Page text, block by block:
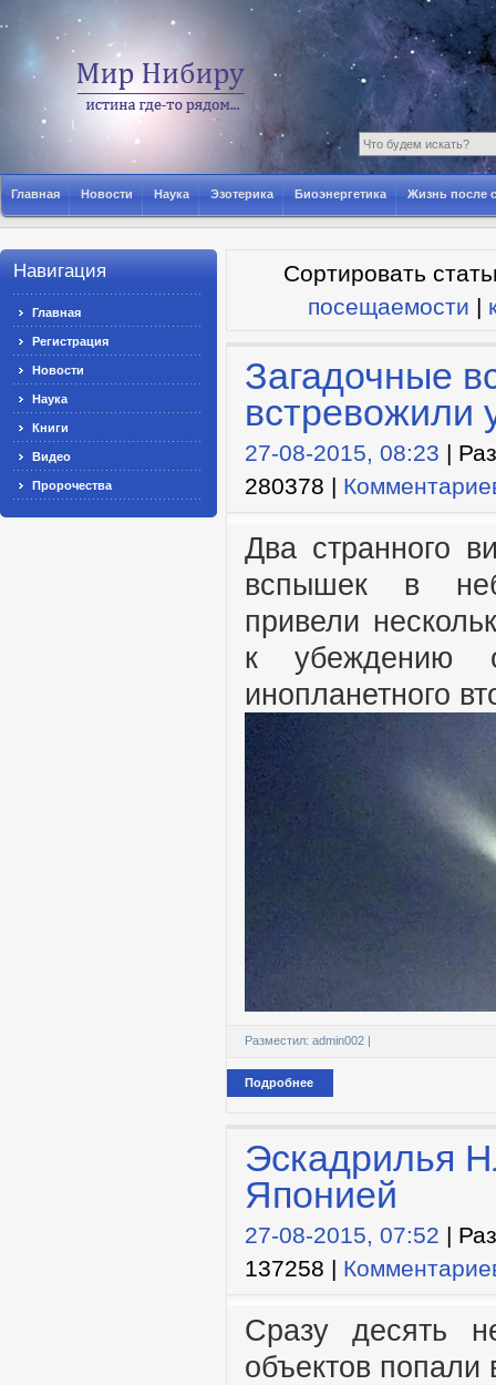
Главная Новости Наука Эзотерика Биоэнергетика Жизнь после
Навигация
Главная
Регистрация
Новости
Наука
Книги
Видео
Пророчества
Сортировать
посещаемости |
Загадочные
встревожили
27-08-2015, 08:23 |
280378 |
Два странного
вспышек в
привели
к убеждению
инопланетного
Разместил: admin002 |
Подробнее
Эскадрилья
Японией
27-08-2015, 07:52 |
137258 |
Сразу десять
объектов попали